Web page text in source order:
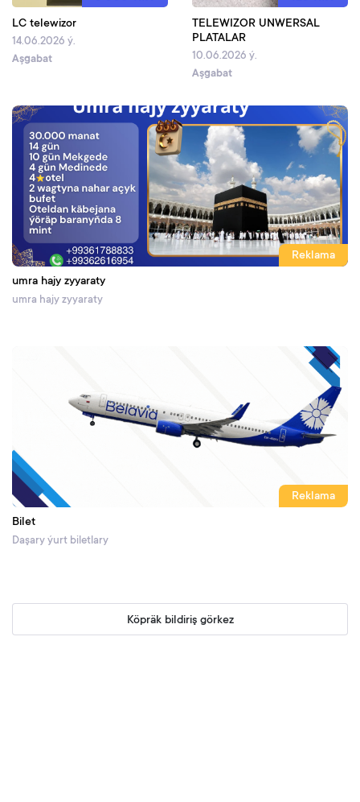
LC telewizor
14.06.2026 ý.
Aşgabat
TELEWIZOR UNWERSAL
PLATALAR
10.06.2026 ý.
Aşgabat
Reklama
umra hajy zyyaraty
umra hajy zyyaraty
Reklama
Bilet
Daşary ýurt biletlary
Köpräk bildiriş görkez